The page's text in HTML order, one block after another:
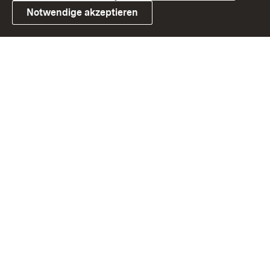
Link zum Landesportal
Notwendige akzeptieren